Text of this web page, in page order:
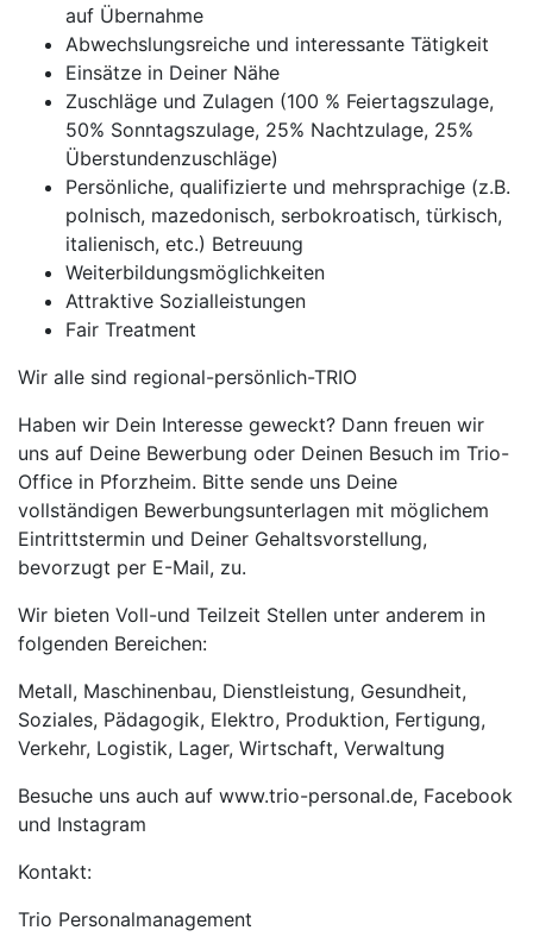
auf Übernahme
Abwechslungsreiche und interessante Tätigkeit
Einsätze in Deiner Nähe
Zuschläge und Zulagen (100 % Feiertagszulage,
50% Sonntagszulage, 25% Nachtzulage, 25%
Überstundenzuschläge)
Persönliche, qualifizierte und mehrsprachige (z.B.
polnisch, mazedonisch, serbokroatisch, türkisch,
italienisch, etc.) Betreuung
Weiterbildungsmöglichkeiten
Attraktive Sozialleistungen
Fair Treatment
Wir alle sind regional-persönlich-TRIO
Haben wir Dein Interesse geweckt? Dann freuen wir
uns auf Deine Bewerbung oder Deinen Besuch im Trio-
Office in Pforzheim. Bitte sende uns Deine
vollständigen Bewerbungsunterlagen mit möglichem
Eintrittstermin und Deiner Gehaltsvorstellung,
bevorzugt per E-Mail, zu.
Wir bieten Voll-und Teilzeit Stellen unter anderem in
folgenden Bereichen:
Metall, Maschinenbau, Dienstleistung, Gesundheit,
Soziales, Pädagogik, Elektro, Produktion, Fertigung,
Verkehr, Logistik, Lager, Wirtschaft, Verwaltung
Besuche uns auch auf www.trio-personal.de, Facebook
und Instagram
Kontakt:
Trio Personalmanagement